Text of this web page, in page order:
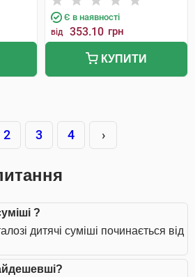
Є в наявності
від 353.10 грн
КУПИТИ
2 3 4 ›
?
дитячі суміші починається від